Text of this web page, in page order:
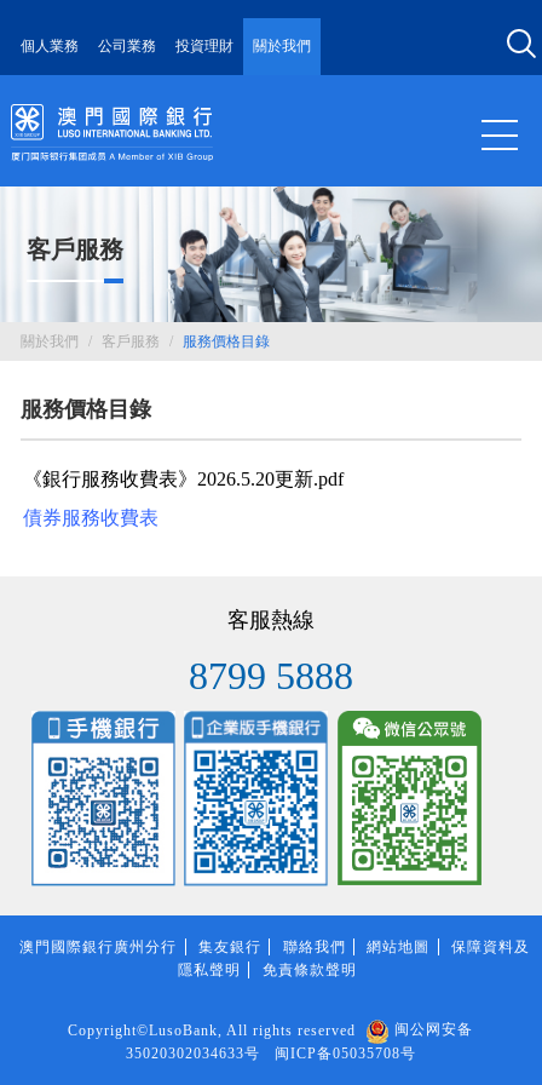
個人業務 公司業務 投資理財 關於我們
客戶服務
關於我們 / 客戶服務 / 服務價格目錄
服務價格目錄
《銀行服務收費表》2026.5.20更新.pdf
債券服務收費表
客服熱線
8799 5888
澳門國際銀行廣州分行 集友銀行 聯絡我們 網站地圖
保障資料及
隱私聲明
免責條款聲明
Copyright©LusoBank, All rights reserved
闽公网安备
35020302034633号
闽ICP备05035708号